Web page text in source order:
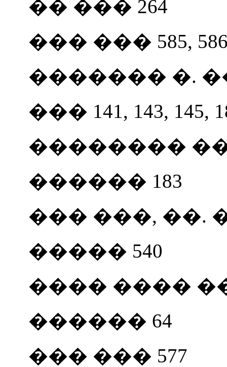
�� ��� 264
��� ��� 585,
������� �. ��
��� 141, 143, 145,
�������� ��.
������ 183
��� ���, ��.
����� 540
���� ����
������ 64
��� ��� 577